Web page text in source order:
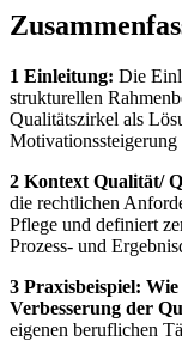
1 Einleitung: Die
strukturellen
Qualitätszirkel als
Motivationssteigerung
2 Kontext Qualität/
die rechtlichen
Pflege und definiert
Prozess- und
3 Praxisbeispiel:
Verbesserung der
eigenen beruflichen